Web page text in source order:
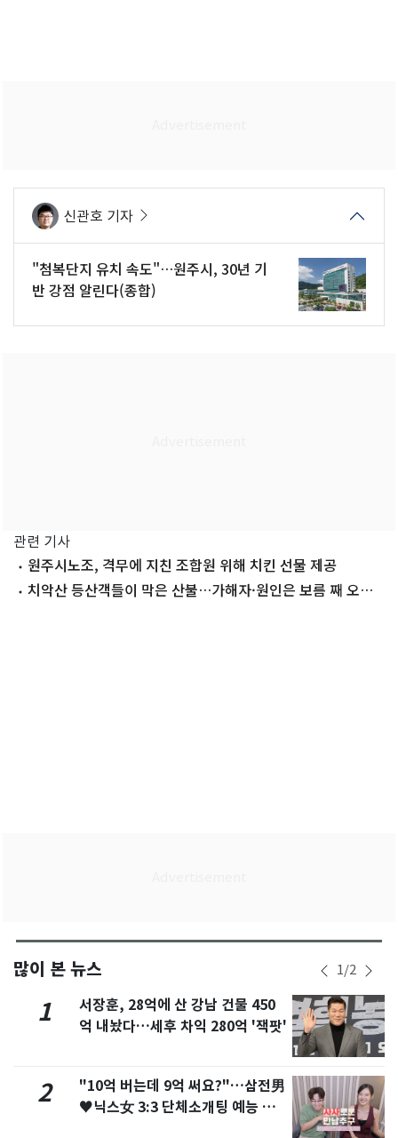
신관호 기자
"첨복단지 유치 속도"…원주시, 30년 기
반 강점 알린다(종합)
관련 기사
원주시노조, 격무에 지친 조합원 위해 치킨 선물 제공
치악산 등산객들이 막은 산불…가해자·원인은 보름 째 오리
많이 본 뉴스 1/2
1
서장훈, 28억에 산 강남 건물 450
억 내놨다…세후 차익 280억 '잭팟'
2
"10억 버는데 9억 써요?"…삼전男
♥닉스女 3:3 단체소개팅 예능 화